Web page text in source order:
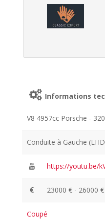
Informations
V8 4957cc Porsche -
Conduite à Gauche
https://youtu.be/
23000 € - 26000 €
Coupé